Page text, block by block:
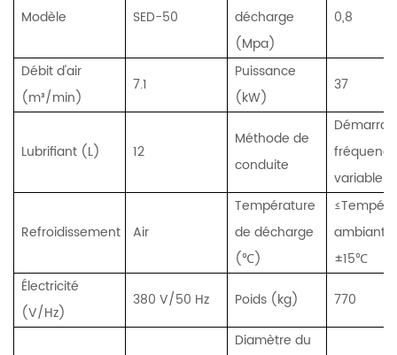
Modèle SED-50
décharge
(Mpa)
0,8
Débit d'air
(m³/min)
7.1
Puissance
(kW)
37
Lubrifiant (L) 12
Méthode de
conduite
fréquence
variable
Refroidissement Air
Température
de décharge
(℃)
ambiante
±15℃
Électricité
(V/Hz)
380 V/50 Hz Poids (kg) 770
Diamètre du